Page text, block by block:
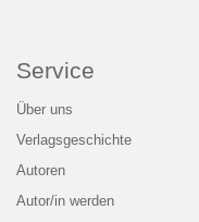
Service
Über uns
Verlagsgeschichte
Autoren
Autor/in werden